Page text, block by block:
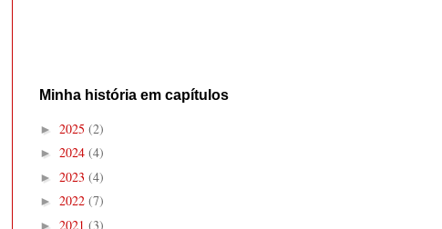
Minha história em capítulos
► 2025 (2)
► 2024 (4)
► 2023 (4)
► 2022 (7)
► 2021 (3)